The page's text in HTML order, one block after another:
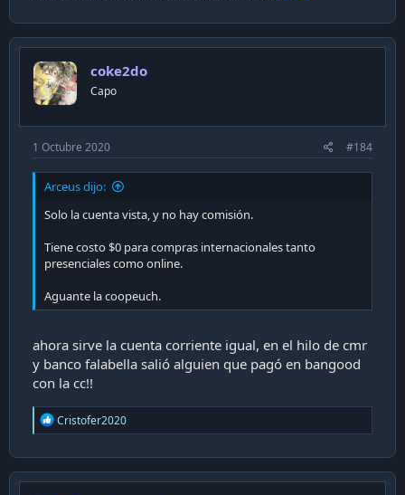
coke2do
Capo
1 Octubre 2020 #184
Arceus dijo:
Solo la cuenta vista, y no hay comisión.
Tiene costo $0 para compras internacionales tanto
presenciales como online.
Aguante la coopeuch.
ahora sirve la cuenta corriente igual, en el hilo de cmr
y banco falabella salió alguien que pagó en bangood
con la cc!!
R
e
c
t
Cristofer2020